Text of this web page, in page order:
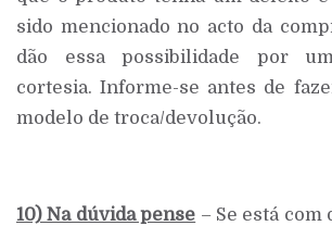
sido mencionado no acto da
dão essa possibilidade por
cortesia. Informe-se antes de
modelo de troca/devolução.
10) Na dúvida pense – Se está com